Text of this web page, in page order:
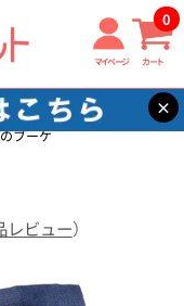
マイページ カート
0
×
ジメントのフラワーギフ
ブーケ
レビュー）